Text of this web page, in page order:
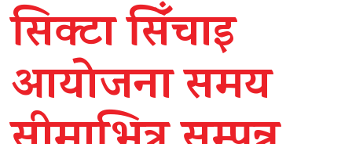
सिक्टा सिँचाइ
आयोजना समय